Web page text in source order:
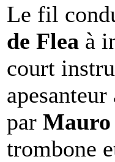
Le fil
de Flea à
court
par Mauro
trombone